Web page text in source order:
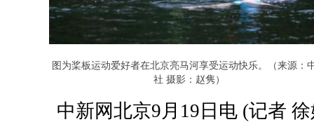
图为桨板运动爱好者在北京亮马河享受运动快乐。（来源：
社 摄影：赵隽）
中新网北京9月19日电 (记者 徐